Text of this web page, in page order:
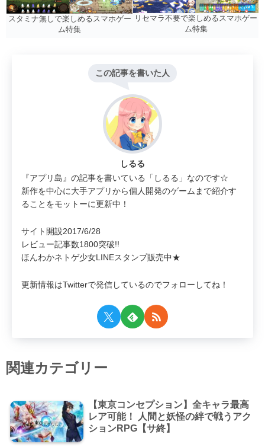
スタミナ無しで楽しめるスマホゲー
ム特集
リセマラ不要で楽しめるスマホゲー
ム特集
この記事を書いた人
しるる
『アプリ島』の記事を書いている「しるる」なのです☆
新作を中心に大手アプリから個人開発のゲームまで紹介す
ることをモットーに更新中！
サイト開設2017/6/28
レビュー記事数1800突破!!
ほんわかネトゲ少女LINEスタンプ販売中★
更新情報はTwitterで発信しているのでフォローしてね！
関連カテゴリー
【東京コンセプション】全キャラ最高
レア可能！ 人間と妖怪の絆で戦うアク
ションRPG【サ終】